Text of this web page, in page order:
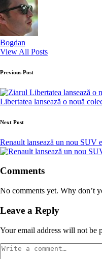
Bogdan
View All Posts
Post
navigation
Previous Post
Libertatea lansează o nouă
Next Post
Renault lansează un nou SUV
Comments
No comments yet. Why don’t
Leave a Reply
Your email address will not be